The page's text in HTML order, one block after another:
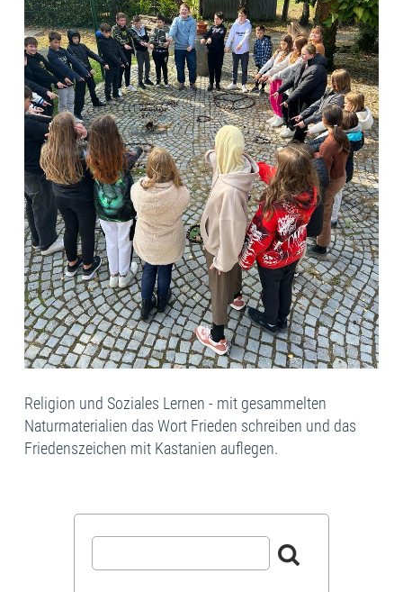
Religion und Soziales Lernen - mit gesammelten
Naturmaterialien das Wort Frieden schreiben und das
Friedenszeichen mit Kastanien auflegen.